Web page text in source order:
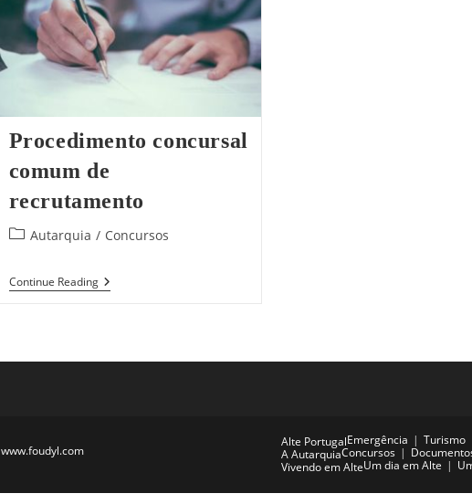
Procedimento concursal
comum de
recrutamento
PostAutarquia / Concursos
Continue ReadingProcedimento
Concursal
Alte PortugalEmergência
Turismo
A AutarquiaConcursos
Vivendo em AlteUm dia em Alte
www.foudyl.com